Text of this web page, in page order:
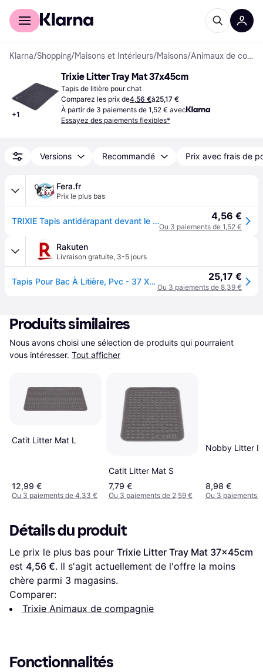
Acheter avec Klarna
Klarna/Shopping/Maisons et Intérieurs/Maisons/ Animaux de compagnie
+1
Trixie Litter Tray Mat 37x45cm
Tapis de litière pour chat
Comparez les prix de4,56 €à25,17 €
À partir de 3 paiements de 1,52 € avec
Essayez des paiements flexibles*
Versions Recommandé Prix avec frais de
Fera.fr
Prix le plus bas
TRIXIE Tapis antidérapant devant le bac à litière 45 x 37 cm 4,56 €
Ou 3 paiements de 1,52 €
Rakuten
Livraison gratuite, 3-5 jours
Tapis Pour Bac À Litière, Pvc - 37 X 45 Cm, Anthracite 25,17 €
Ou 3 paiements de 8,39 €
Produits similaires
Nous avons choisi une sélection de produits qui pourraient
vous intéresser. Tout afficher
Catit Litter Mat L
12,99 €
Ou 3 paiements de 4,33 €
Catit Litter Mat S
7,79 €
Ou 3 paiements de 2,59 €
Nobby Litter
8,98 €
Ou 3 paiements
Détails du produit
Le prix le plus bas pour Trixie Litter Tray Mat 37x45cm
est 4,56 €. Il s'agit actuellement de l'offre la moins
chère parmi 3 magasins.
Comparer:
Trixie Animaux de compagnie
Fonctionnalités